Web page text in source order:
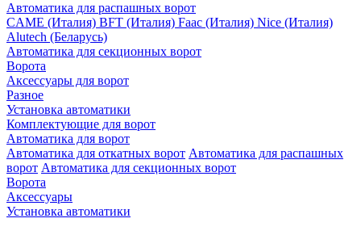
Автоматика для распашных ворот
CAME (Италия) BFT (Италия) Faac (Италия) Nice (Италия)
Alutech (Беларусь)
Автоматика для секционных ворот
Ворота
Аксессуары для ворот
Разное
Установка автоматики
Комплектующие для ворот
Автоматика для ворот
Автоматика для откатных ворот Автоматика для распашных
ворот Автоматика для секционных ворот
Ворота
Аксессуары
Установка автоматики